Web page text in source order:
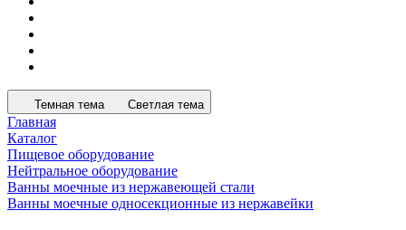
Темная тема Светлая тема
Главная
Каталог
Пищевое оборудование
Нейтральное оборудование
Ванны моечные из нержавеющей стали
Ванны моечные односекционные из нержавейки